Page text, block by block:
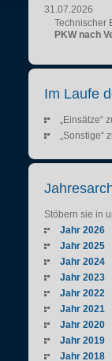
31.07.2026
Technischer
PKW nach
Im Laufe
„Einsätze“
„Sonstige“
Stöbern sie in
Jahr 2026
Jahr 2025
Jahr 2024
Jahr 2023
Jahr 2022
Jahr 2021
Jahr 2020
Jahr 2019
Jahr 2018